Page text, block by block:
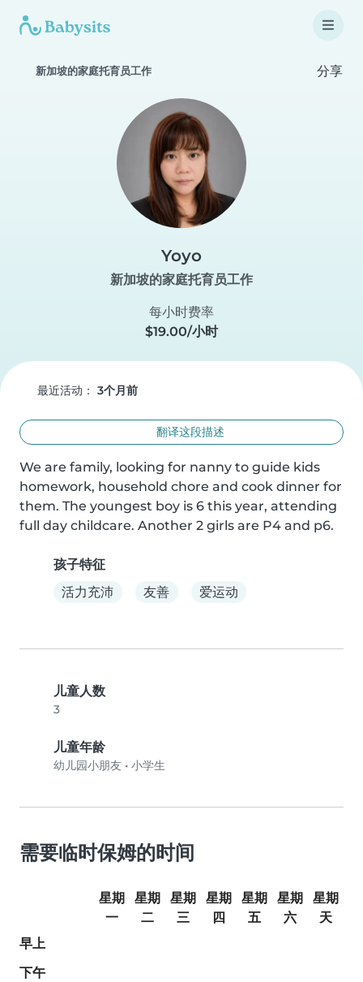
新加坡的家庭托育员工作 分享
Yoyo
新加坡的家庭托育员工作
每小时费率
$19.00/小时
最近活动： 3个月前
翻译这段描述
We are family, looking for nanny to guide kids
homework, household chore and cook dinner for
them. The youngest boy is 6 this year, attending
full day childcare. Another 2 girls are P4 and p6.
孩子特征
活力充沛
友善 爱运动
儿童人数
3
儿童年龄
幼儿园小朋友 • 小学生
需要临时保姆的时间
星期
一
星期
二
星期
三
星期
四
星期
五
星期
六
星期
天
早上
下午